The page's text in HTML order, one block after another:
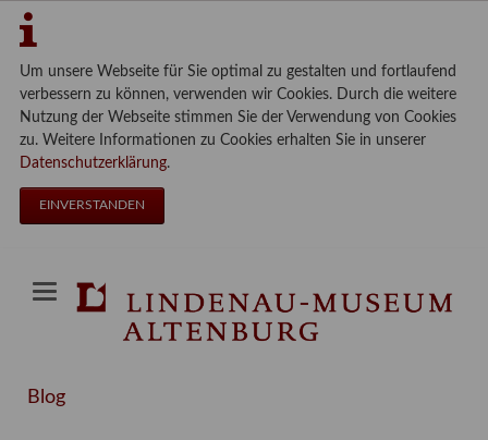
Um unsere Webseite für Sie optimal zu gestalten und fortlaufend
verbessern zu können, verwenden wir Cookies. Durch die weitere
Nutzung der Webseite stimmen Sie der Verwendung von Cookies
zu. Weitere Informationen zu Cookies erhalten Sie in unserer
Datenschutzerklärung.
EINVERSTANDEN
Blog